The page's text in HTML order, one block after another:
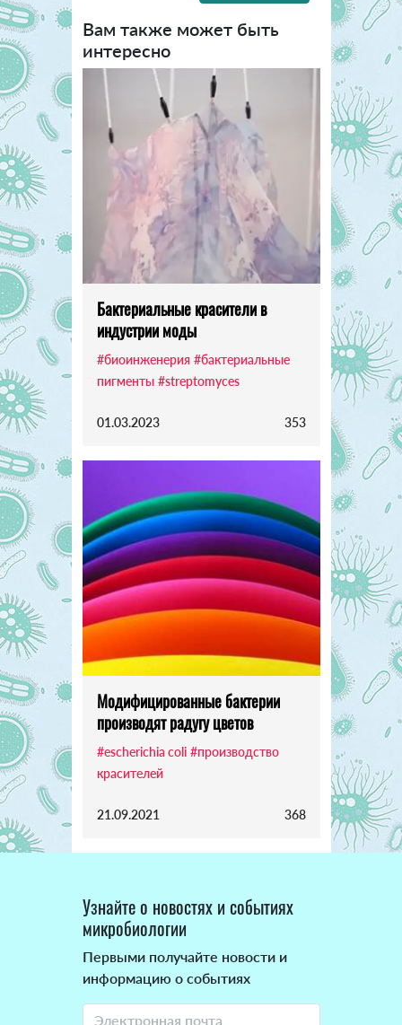
Вам также может быть
интересно
Бактериальные красители в
индустрии моды
#биоинженерия #бактериальные
пигменты #streptomyces
01.03.2023 353
Модифицированные бактерии
производят радугу цветов
#escherichia coli #производство
красителей
21.09.2021 368
Узнайте о новостях и событиях
микробиологии
Первыми получайте новости и
информацию о событиях